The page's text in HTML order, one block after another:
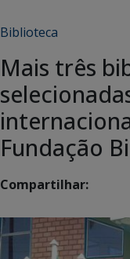
Biblioteca
Mais três
Fundação
Compartilhar: